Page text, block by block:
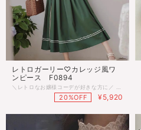
レトロガーリー♡カレッジ風ワ
ンピース F0894
20%OFF ¥5,920